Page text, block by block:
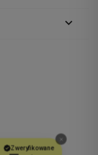
keyboard_arrow_down